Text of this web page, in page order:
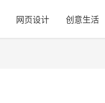
网页设计 创意生活